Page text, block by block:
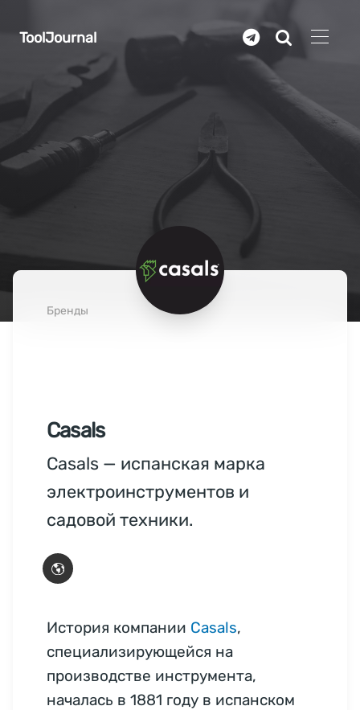
ToolJournal
Бренды
Casals
Casals — испанская марка
электроинструментов и
садовой техники.
История компании Casals,
специализирующейся на
производстве инструмента,
началась в 1881 году в испанском